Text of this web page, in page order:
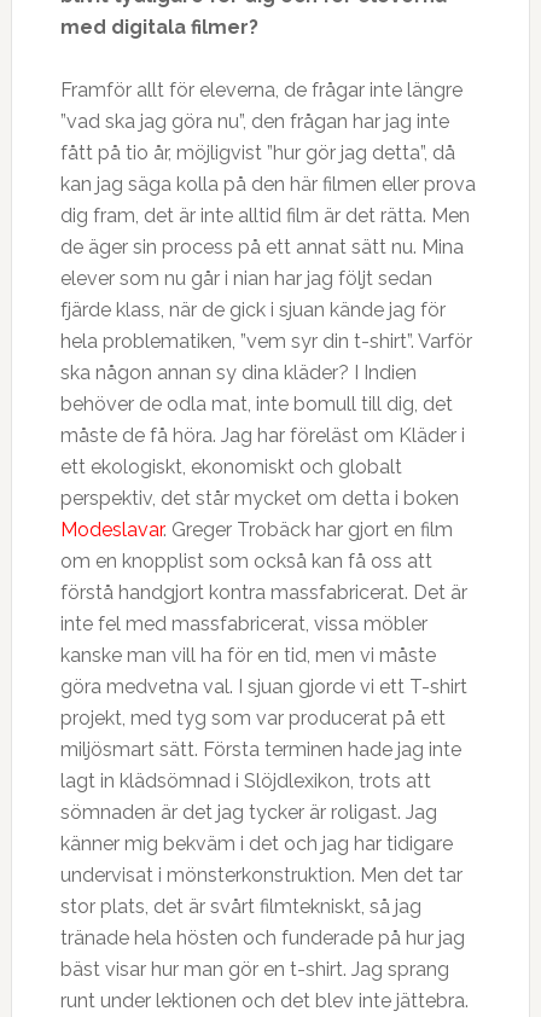
med digitala filmer?
Framför allt för eleverna, de frågar inte längre
”vad ska jag göra nu”, den frågan har jag inte
fått på tio år, möjligvist ”hur gör jag detta”, då
kan jag säga kolla på den här filmen eller prova
dig fram, det är inte alltid film är det rätta. Men
de äger sin process på ett annat sätt nu. Mina
elever som nu går i nian har jag följt sedan
fjärde klass, när de gick i sjuan kände jag för
hela problematiken, ”vem syr din t-shirt”. Varför
ska någon annan sy dina kläder? I Indien
behöver de odla mat, inte bomull till dig, det
måste de få höra. Jag har föreläst om Kläder i
ett ekologiskt, ekonomiskt och globalt
perspektiv, det står mycket om detta i boken
Modeslavar. Greger Trobäck har gjort en film
om en knopplist som också kan få oss att
förstå handgjort kontra massfabricerat. Det är
inte fel med massfabricerat, vissa möbler
kanske man vill ha för en tid, men vi måste
göra medvetna val. I sjuan gjorde vi ett T-shirt
projekt, med tyg som var producerat på ett
miljösmart sätt. Första terminen hade jag inte
lagt in klädsömnad i Slöjdlexikon, trots att
sömnaden är det jag tycker är roligast. Jag
känner mig bekväm i det och jag har tidigare
undervisat i mönsterkonstruktion. Men det tar
stor plats, det är svårt filmtekniskt, så jag
tränade hela hösten och funderade på hur jag
bäst visar hur man gör en t-shirt. Jag sprang
runt under lektionen och det blev inte jättebra.